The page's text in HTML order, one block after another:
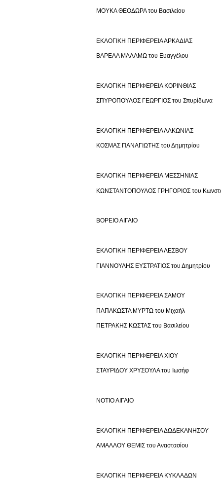
ΜΟΥΚΑ ΘΕΟΔΩΡΑ του Βασιλείου
ΕΚΛΟΓΙΚΗ ΠΕΡΙΦΕΡΕΙΑ ΑΡΚΑΔΙΑΣ
ΒΑΡΕΛΑ ΜΑΛΑΜΩ του Ευαγγέλου
ΕΚΛΟΓΙΚΗ ΠΕΡΙΦΕΡΕΙΑ ΚΟΡΙΝΘΙΑΣ
ΣΠΥΡΟΠΟΥΛΟΣ ΓΕΩΡΓΙΟΣ του Σπυρίδωνα
ΕΚΛΟΓΙΚΗ ΠΕΡΙΦΕΡΕΙΑ ΛΑΚΩΝΙΑΣ
ΚΟΣΜΑΣ ΠΑΝΑΓΙΩΤΗΣ του Δημητρίου
ΕΚΛΟΓΙΚΗ ΠΕΡΙΦΕΡΕΙΑ ΜΕΣΣΗΝΙΑΣ
ΚΩΝΣΤΑΝΤΟΠΟΥΛΟΣ ΓΡΗΓΟΡΙΟΣ του
ΒΟΡΕΙΟ ΑΙΓΑΙΟ
ΕΚΛΟΓΙΚΗ ΠΕΡΙΦΕΡΕΙΑ ΛΕΣΒΟΥ
ΓΙΑΝΝΟΥΛΗΣ ΕΥΣΤΡΑΤΙΟΣ του Δημητρίου
ΕΚΛΟΓΙΚΗ ΠΕΡΙΦΕΡΕΙΑ ΣΑΜΟΥ
ΠΑΠΑΚΩΣΤΑ ΜΥΡΤΩ του Μιχαήλ
ΠΕΤΡΑΚΗΣ ΚΩΣΤΑΣ του Βασιλείου
ΕΚΛΟΓΙΚΗ ΠΕΡΙΦΕΡΕΙΑ ΧΙΟΥ
ΣΤΑΥΡΙΔΟΥ ΧΡΥΣΟΥΛΑ του Ιωσήφ
ΝΟΤΙΟ ΑΙΓΑΙΟ
ΕΚΛΟΓΙΚΗ ΠΕΡΙΦΕΡΕΙΑ ΔΩΔΕΚΑΝΗΣΟΥ
ΑΜΑΛΛΟΥ ΘΕΜΙΣ του Αναστασίου
ΕΚΛΟΓΙΚΗ ΠΕΡΙΦΕΡΕΙΑ ΚΥΚΛΑΔΩΝ